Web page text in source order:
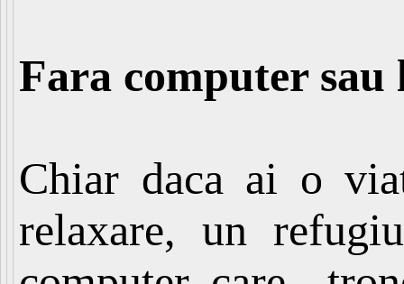
Fara computer sau
Chiar daca ai o
relaxare, un